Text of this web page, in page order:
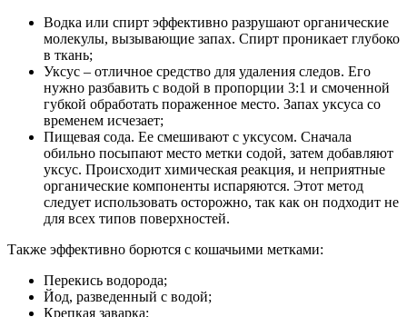
Водка или спирт эффективно разрушают органические
молекулы, вызывающие запах. Спирт проникает глубоко
в ткань;
Уксус – отличное средство для удаления следов. Его
нужно разбавить с водой в пропорции 3:1 и смоченной
губкой обработать пораженное место. Запах уксуса со
временем исчезает;
Пищевая сода. Ее смешивают с уксусом. Сначала
обильно посыпают место метки содой, затем добавляют
уксус. Происходит химическая реакция, и неприятные
органические компоненты испаряются. Этот метод
следует использовать осторожно, так как он подходит не
для всех типов поверхностей.
Также эффективно борются с кошачьими метками:
Перекись водорода;
Йод, разведенный с водой;
Крепкая заварка;